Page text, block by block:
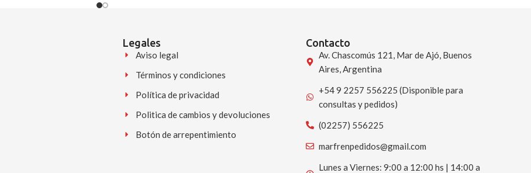
Legales
Aviso legal
Términos y condiciones
Política de privacidad
Politica de cambios y devoluciones
Botón de arrepentimiento
Contacto
Av. Chascomús 121, Mar de Ajó, Buenos
Aires, Argentina
+54 9 2257 556225 (Disponible para
consultas y pedidos)
(02257) 556225
marfrenpedidos@gmail.com
Lunes a Viernes: 9:00 a 12:00 hs | 14:00 a